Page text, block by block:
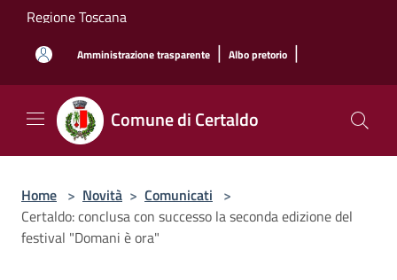
Salta al contenuto principale
Regione Toscana
Amministrazione trasparente | Albo pretorio |
Comune di Certaldo
Home > Novità > Comunicati >
Certaldo: conclusa con successo la seconda edizione del
festival "Domani è ora"